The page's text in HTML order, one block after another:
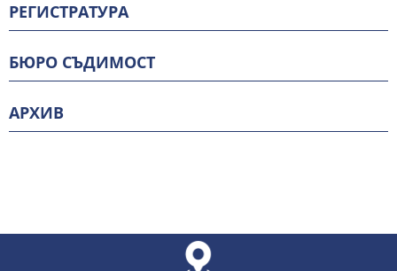
РЕГИСТРАТУРА
БЮРО СЪДИМОСТ
АРХИВ